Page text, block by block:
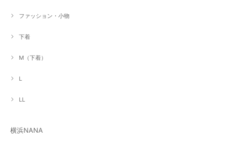
ファッション・小物
下着
M（下着）
L
LL
横浜NANA